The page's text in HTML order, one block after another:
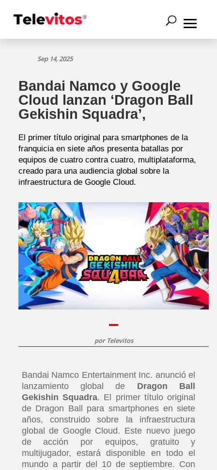
Sep 14, 2025
Bandai Namco y Google
Cloud lanzan ‘Dragon Ball
Gekishin Squadra’,
El primer título original para smartphones de la
franquicia en siete años presenta batallas por
equipos de cuatro contra cuatro, multiplataforma,
creado para una audiencia global sobre la
infraestructura de Google Cloud.
por Televitos
Bandai Namco Entertainment Inc. anunció el
lanzamiento global de Dragon Ball
Gekishin Squadra. El primer título original
de Dragon Ball para smartphones en siete
años, construido sobre la infraestructura
global de Google Cloud. Este nuevo juego
de acción por equipos, gratuito y
multijugador, estará disponible en todo el
mundo a partir del 10 de septiembre. Con